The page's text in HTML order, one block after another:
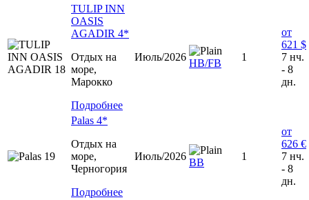
TULIP INN
OASIS
AGADIR 4*
Отдых на
море,
Марокко
Подробнее
Июль/2026
HB/FB
1
от
621 $
7 нч.
- 8
дн.
Palas 4*
Отдых на
море,
Черногория
Подробнее
Июль/2026
BB
1
от
626 €
7 нч.
- 8
дн.